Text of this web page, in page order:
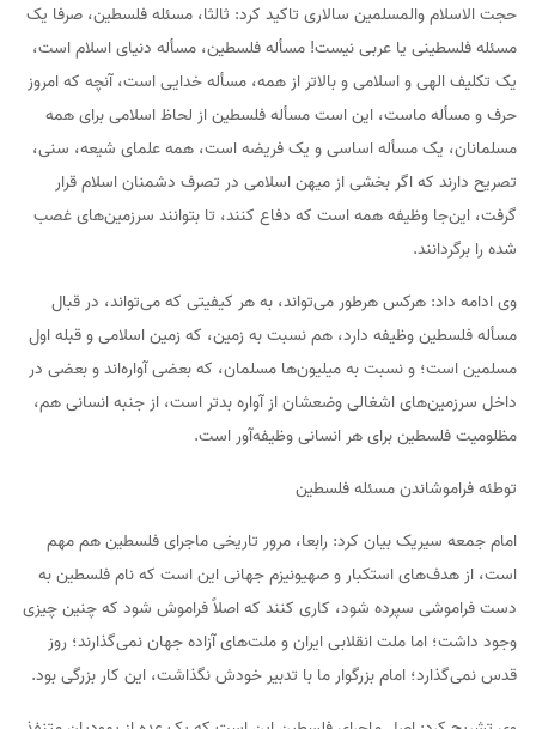
حجت الاسلام والمسلمین سالاری تاکید کرد: ثالثا، مسئله فلسطین، صرفا یک
مسئله فلسطینی یا عربی نیست! مسأله فلسطین، مسأله دنیای اسلام است،
یک تکلیف الهی و اسلامی و بالاتر از همه، مسأله خدایی است، آنچه که امروز
حرف و مسأله ماست، این است مسأله فلسطین از لحاظ اسلامی برای همه
مسلمانان، یک مسأله اساسی و یک فریضه است، همه علمای شیعه، سنی،
تصریح دارند که اگر بخشی از میهن اسلامی در تصرف دشمنان اسلام قرار
گرفت، این‌جا وظیفه همه است که دفاع کنند، تا بتوانند سرزمین‌های غصب
شده را برگردانند.
وی ادامه داد: هرکس هرطور می‌تواند، به هر کیفیتی که می‌تواند، در قبال
مسأله فلسطین وظیفه دارد، هم نسبت به زمین، که زمین اسلامی و قبله اول
مسلمین است؛ و نسبت به میلیون‌ها مسلمان، که بعضی آواره‌اند و بعضی در
داخل سرزمین‌های اشغالی وضعشان از آواره بدتر است، از جنبه انسانی هم،
مظلومیت فلسطین برای هر انسانی وظیفه‌آور است.
توطئه فراموشاندن مسئله فلسطین
امام جمعه سیریک بیان کرد: رابعا، مرور تاریخی ماجرای فلسطین هم مهم
است، از هدف‌های استکبار و صهیونیزم جهانی این است که نام فلسطین به
دست فراموشی سپرده شود، کاری کنند که اصلاً فراموش شود که چنین چیزی
وجود داشت؛ اما ملت انقلابی ایران و ملت‌های آزاده جهان نمی‌گذارند؛ روز
قدس نمی‌گذارد؛ امام بزرگوار ما با تدبیر خودش نگذاشت، این کار بزرگی بود.